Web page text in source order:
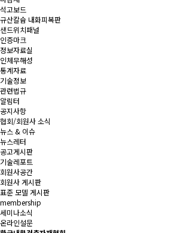
석고보드
규산칼슘 내화피복판
샌드위치패널
인증마크
정보자료실
인체무해성
통계자료
기술정보
관련법규
알림터
공지사항
협회/회원사 소식
뉴스 & 이슈
뉴스레터
공고게시판
기술레포트
회원사공간
회원사 게시판
표준 모델 게시판
membership
세미나소식
온라인설문